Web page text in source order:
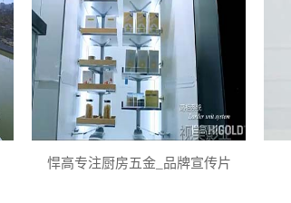
悍高专注厨房五金_品牌宣传片